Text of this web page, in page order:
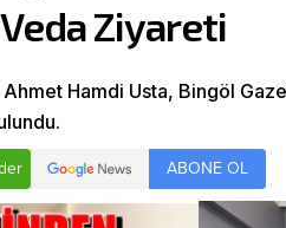
Veda Ziyareti
Hamdi Usta, Bingöl
ABONE OL